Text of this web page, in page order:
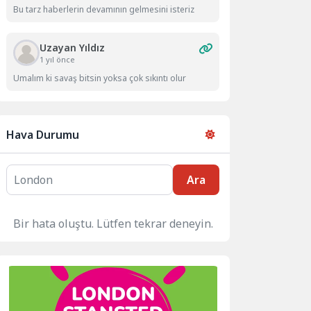
Bu tarz haberlerin devamının gelmesini isteriz
Uzayan Yıldız
1 yıl önce
Umalım ki savaş bitsin yoksa çok sıkıntı olur
Hava Durumu
Ara
Bir hata oluştu. Lütfen tekrar deneyin.